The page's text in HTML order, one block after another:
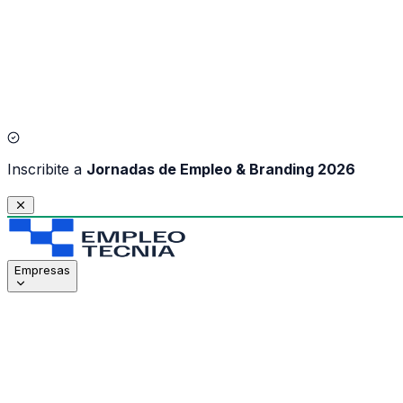
Inscribite a Jornadas de Empleo & Branding 2026
Empresas